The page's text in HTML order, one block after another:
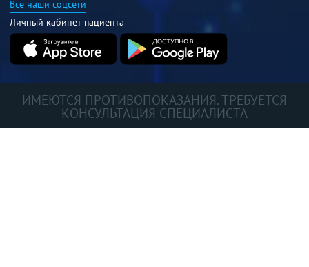
Все наши соцсети
Личный кабинет пациента
ИМЕЮТСЯ ПРОТИВОПОКАЗАНИЯ. ТРЕБУЕТСЯ
КОНСУЛЬТАЦИЯ СПЕЦИАЛИСТА